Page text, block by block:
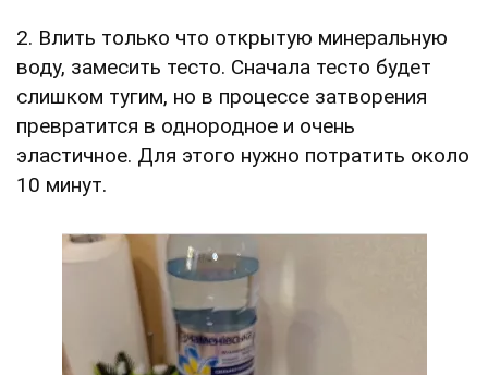
2. Влить только что открытую минеральную
воду, замесить тесто. Сначала тесто будет
слишком тугим, но в процессе затворения
превратится в однородное и очень
эластичное. Для этого нужно потратить около
10 минут.